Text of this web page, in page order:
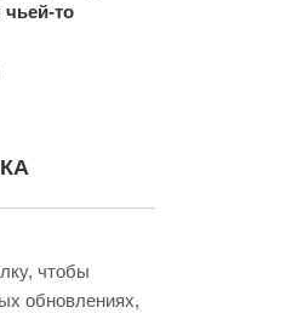
чьей-то
чтобы
обновлениях,